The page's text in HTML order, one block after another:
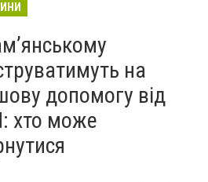
на
допомогу від
хто може